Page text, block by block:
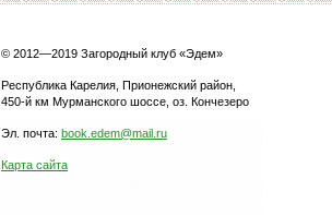
© 2012—2019 Загородный клуб «Эдем»
Республика Карелия, Прионежский район,
450-й км Мурманского шоссе, оз. Кончезеро
Эл. почта: book.edem@mail.ru
Карта сайта